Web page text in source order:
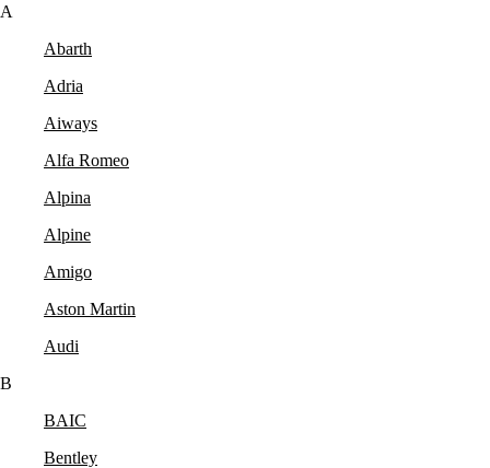
A
Abarth
Adria
Aiways
Alfa Romeo
Alpina
Alpine
Amigo
Aston Martin
Audi
B
BAIC
Bentley